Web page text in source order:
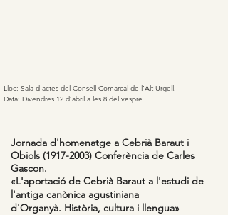
Lloc: Sala d’actes del Consell Comarcal de l’Alt Urgell.
Data: Divendres 12 d’abril a les 8 del vespre.
Jornada d'homenatge a Cebrià Baraut i
Obiols (1917-2003) Conferència de Carles
Gascon.
«L'aportació de Cebrià Baraut a l'estudi de
l'antiga canònica agustiniana
d'Organyà. Història, cultura i llengua»